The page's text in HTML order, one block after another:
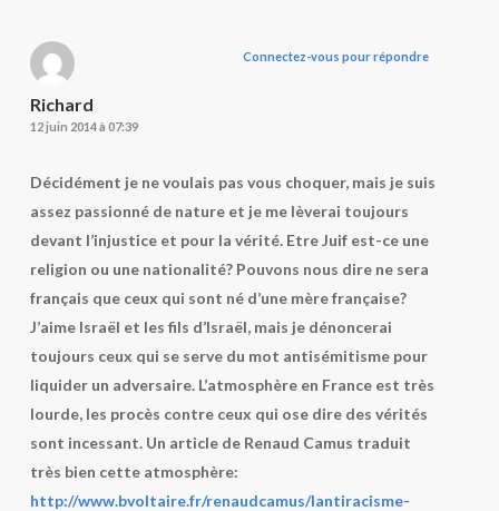
Richard
12 juin 2014 à 07:39
Décidément je ne voulais pas vous choquer, mais je suis
assez passionné de nature et je me lèverai toujours
devant l’injustice et pour la vérité. Etre Juif est-ce une
religion ou une nationalité? Pouvons nous dire ne sera
français que ceux qui sont né d’une mère française?
J’aime Israël et les fils d’Israël, mais je dénoncerai
toujours ceux qui se serve du mot antisémitisme pour
liquider un adversaire. L’atmosphère en France est très
lourde, les procès contre ceux qui ose dire des vérités
sont incessant. Un article de Renaud Camus traduit
très bien cette atmosphère:
http://www.bvoltaire.fr/renaudcamus/lantiracisme-
Connectez-vous pour répondre